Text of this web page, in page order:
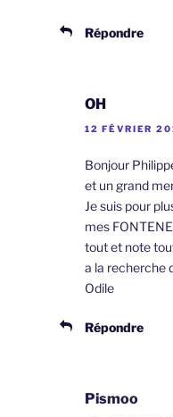
Répondre
OH
12 FÉVRIER
Bonjour
et un grand
Je suis pour
mes
tout et note
a la recherche
Odile
Répondre
Pismoo